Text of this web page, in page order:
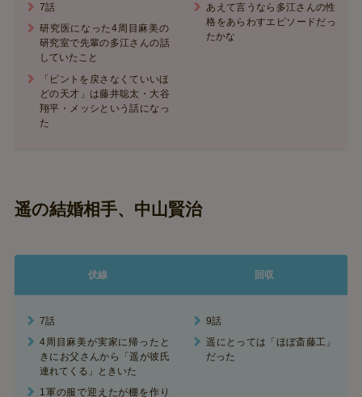
7話
研究医になった4周目麻美の
研究室で先輩の多江さんの話
していたこと
「ピントを戻さなくていいほ
どの天才」は藤井聡太・大谷
翔平・メッシという話になっ
た
あえて言うなら多江さんの性
格をあらわすエピソードだっ
たかな
遥の結婚相手、中山賢治
伏線 回収
7話
4周目麻美が実家に帰ったと
きにお父さんから「遥が彼氏
連れてくる」ときいた
1軍の服で迎えたが棚を作り
9話
遥にとっては「ほぼ斎藤工」
だった